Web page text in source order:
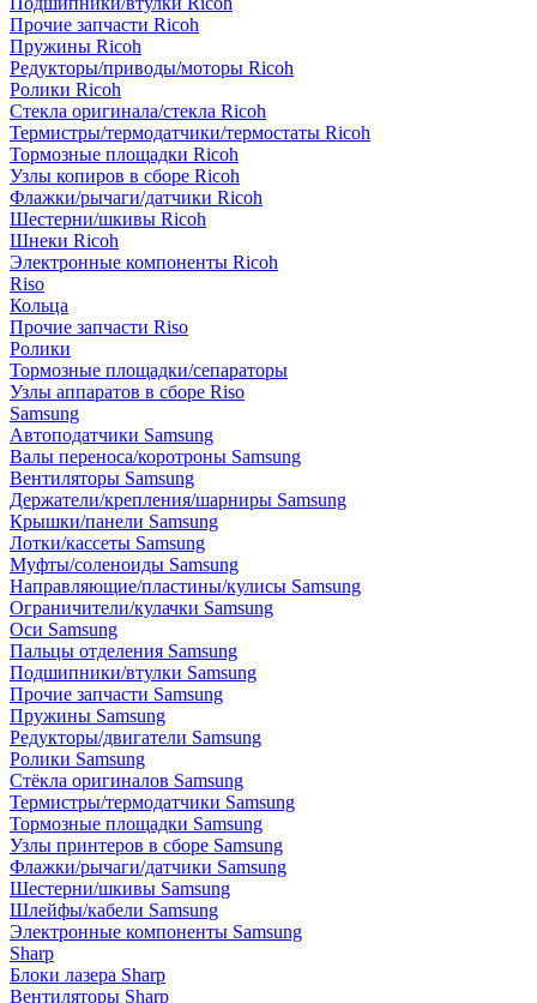
Прочие запчасти Ricoh
Пружины Ricoh
Редукторы/приводы/моторы Ricoh
Ролики Ricoh
Стекла оригинала/стекла Ricoh
Термистры/термодатчики/термостаты Ricoh
Тормозные площадки Ricoh
Узлы копиров в сборе Ricoh
Флажки/рычаги/датчики Ricoh
Шестерни/шкивы Ricoh
Шнеки Ricoh
Электронные компоненты Ricoh
Riso
Кольца
Прочие запчасти Riso
Ролики
Тормозные площадки/сепараторы
Узлы аппаратов в сборе Riso
Samsung
Автоподатчики Samsung
Валы переноса/коротроны Samsung
Вентиляторы Samsung
Держатели/крепления/шарниры Samsung
Крышки/панели Samsung
Лотки/кассеты Samsung
Муфты/соленоиды Samsung
Направляющие/пластины/кулисы Samsung
Ограничители/кулачки Samsung
Оси Samsung
Пальцы отделения Samsung
Подшипники/втулки Samsung
Прочие запчасти Samsung
Пружины Samsung
Редукторы/двигатели Samsung
Ролики Samsung
Стёкла оригиналов Samsung
Термистры/термодатчики Samsung
Тормозные площадки Samsung
Узлы принтеров в сборе Samsung
Флажки/рычаги/датчики Samsung
Шестерни/шкивы Samsung
Шлейфы/кабели Samsung
Электронные компоненты Samsung
Sharp
Блоки лазера Sharp
Вентиляторы Sharp